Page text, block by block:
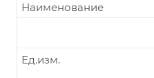
Наименование
Ед.изм.